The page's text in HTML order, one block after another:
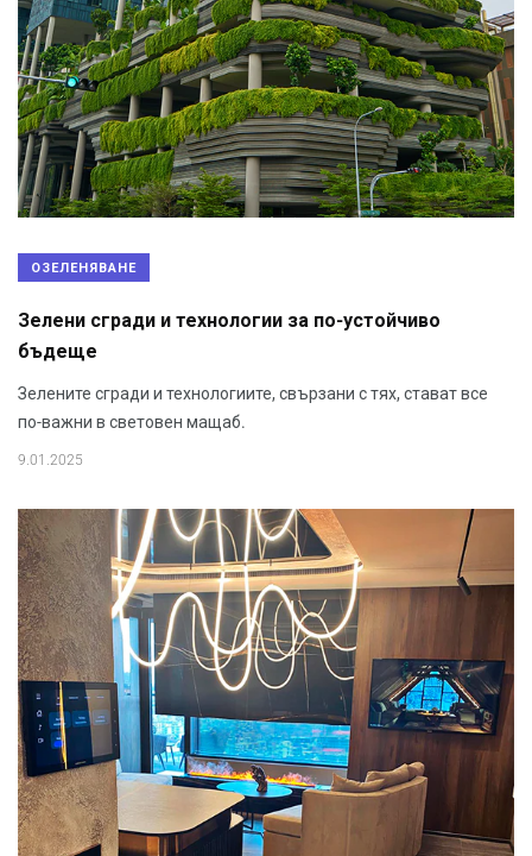
ОЗЕЛЕНЯВАНЕ
Зелени сгради и технологии за по-устойчиво
бъдеще
Зелените сгради и технологиите, свързани с тях, стават все
по-важни в световен мащаб.
9.01.2025